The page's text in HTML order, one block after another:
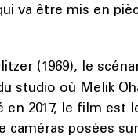
va être mis en
(1969), le
studio où Melik
en 2017, le film est
caméras posées